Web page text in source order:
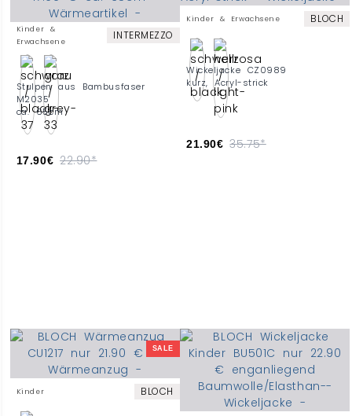
Kinder &
Erwachsene
INTERMEZZO
Stulpen aus Bambusfaser
M2035
ca. 65cm
17.90€ 22.90*
Kinder & Erwachsene BLOCH
Wickeljacke CZ0989
kurz, Acryl-strick
21.90€ 35.75*
SALE
Kinder BLOCH